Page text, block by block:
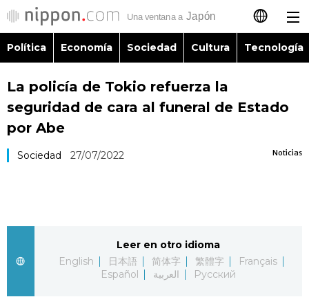
日本語
English
Русский
Política
Política Economía Sociedad Cultura Tecnología
La policía de Tokio refuerza la
seguridad de cara al funeral de Estado
por Abe
Noticias
Sociedad 27/07/2022
Leer en otro idioma
English
日本語 简体字 繁體字
Français
Español
العربية Русский